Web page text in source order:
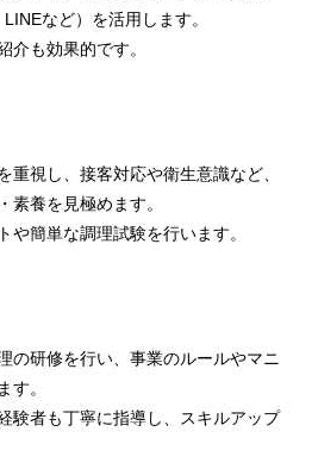
など）を活用します。
介も効果的です。
重視し、接客対応や衛生意識など、
素養を見極めます。
や簡単な調理試験を行います。
の研修を行い、事業のルールやマニ
す。
験者も丁寧に指導し、スキルアップ